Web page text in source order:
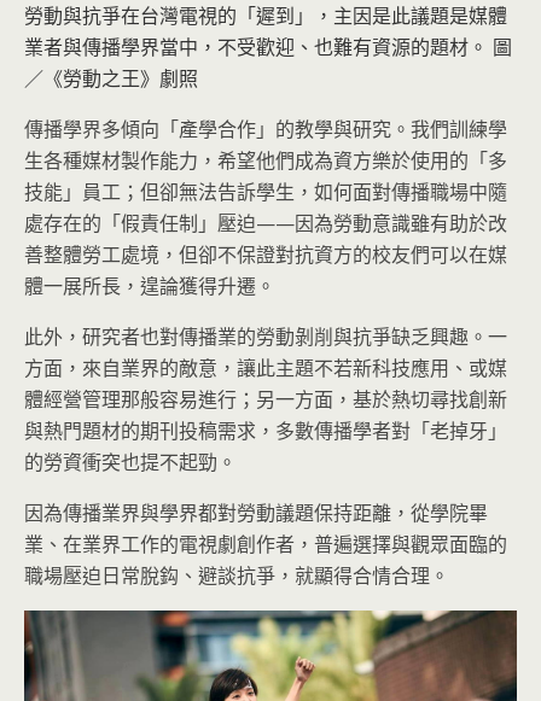
勞動與抗爭在台灣電視的「遲到」，主因是此議題是媒體
業者與傳播學界當中，不受歡迎、也難有資源的題材。 圖
／《勞動之王》劇照
傳播學界多傾向「產學合作」的教學與研究。我們訓練學
生各種媒材製作能力，希望他們成為資方樂於使用的「多
技能」員工；但卻無法告訴學生，如何面對傳播職場中隨
處存在的「假責任制」壓迫——因為勞動意識雖有助於改
善整體勞工處境，但卻不保證對抗資方的校友們可以在媒
體一展所長，遑論獲得升遷。
此外，研究者也對傳播業的勞動剝削與抗爭缺乏興趣。一
方面，來自業界的敵意，讓此主題不若新科技應用、或媒
體經營管理那般容易進行；另一方面，基於熱切尋找創新
與熱門題材的期刊投稿需求，多數傳播學者對「老掉牙」
的勞資衝突也提不起勁。
因為傳播業界與學界都對勞動議題保持距離，從學院畢
業、在業界工作的電視劇創作者，普遍選擇與觀眾面臨的
職場壓迫日常脫鈎、避談抗爭，就顯得合情合理。